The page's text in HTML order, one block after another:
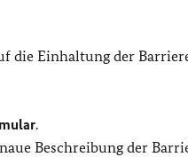
die Einhaltung der
.
Beschreibung der